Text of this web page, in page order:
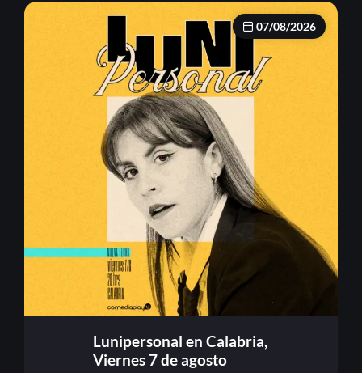
07/08/2026
Lunipersonal en Calabria,
Viernes 7 de agosto